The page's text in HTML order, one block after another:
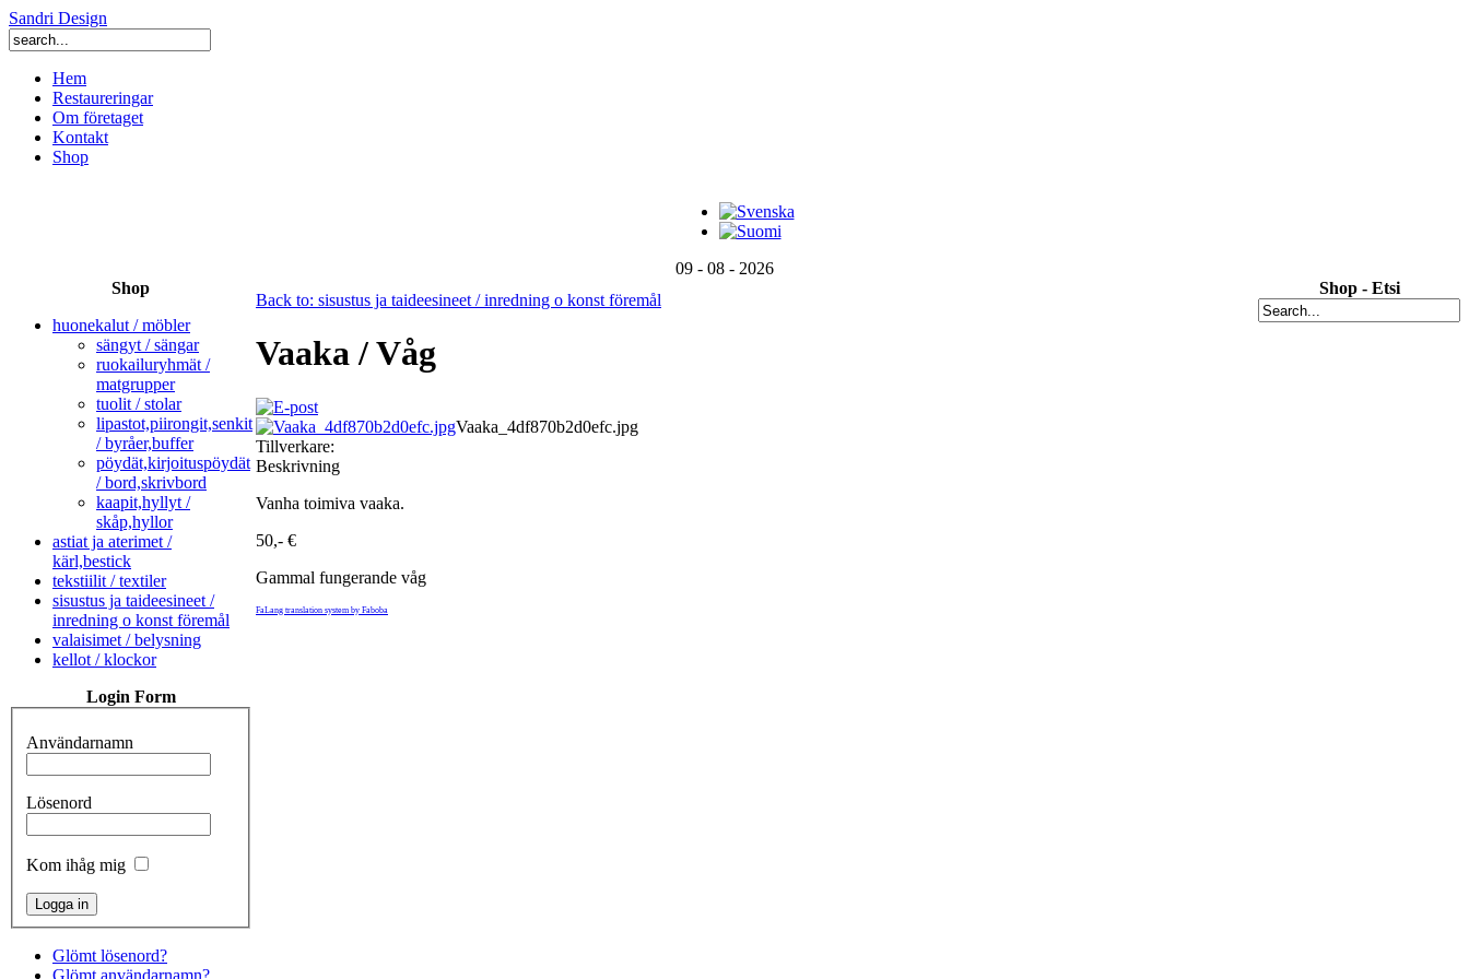
Sandri Design
Hem
Restaureringar
Om företaget
Kontakt
Shop
09 - 08 - 2026
Shop
huonekalut / möbler
sängyt / sängar
ruokailuryhmät /
matgrupper
tuolit / stolar
lipastot,piirongit,senkit
/ byråer,buffer
pöydät,kirjoituspöydät
/ bord,skrivbord
kaapit,hyllyt /
skåp,hyllor
astiat ja aterimet /
kärl,bestick
tekstiilit / textiler
sisustus ja taideesineet /
inredning o konst föremål
valaisimet / belysning
kellot / klockor
Login Form
Användarnamn
Lösenord
Kom ihåg mig
Glömt lösenord?
Glömt användarnamn?
Back to: sisustus ja taideesineet / inredning o konst föremål
Vaaka / Våg
Vaaka_4df870b2d0efc.jpg
Tillverkare:
Beskrivning
Vanha toimiva vaaka.
50,- €
Gammal fungerande våg
FaLang translation system by Faboba
Shop - Etsi